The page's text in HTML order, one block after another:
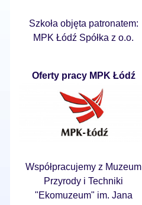
Szkoła objęta patronatem:
MPK Łódź Spółka z o.o.
Oferty pracy MPK Łódź
Współpracujemy z Muzeum
Przyrody i Techniki
"Ekomuzeum" im. Jana